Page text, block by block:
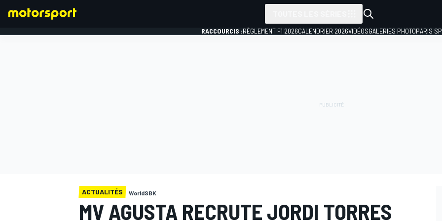
RACCOURCIS :RÈGLEMENT F1 2026CALENDRIER 2026VIDÉOSGALERIES PHOTOPARIS
ACTUALITÉS WorldSBK
MV AGUSTA RECRUTE JORDI TORRES